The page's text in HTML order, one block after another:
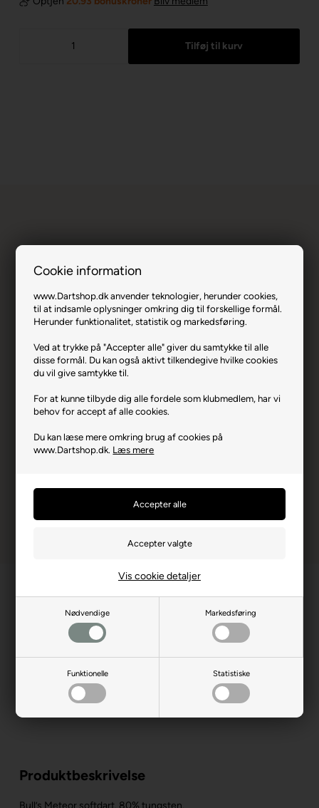
Cookie information
www.Dartshop.dk anvender teknologier, herunder cookies,
til at indsamle oplysninger omkring dig til forskellige formål.
Herunder funktionalitet, statistik og markedsføring.
Ved at trykke på "Accepter alle" giver du samtykke til alle
disse formål. Du kan også aktivt tilkendegive hvilke cookies
du vil give samtykke til.
For at kunne tilbyde dig alle fordele som klubmedlem, har vi
behov for accept af alle cookies.
Du kan læse mere omkring brug af cookies på
www.Dartshop.dk. Læs mere
Nødvendige Markedsføring
Funktionelle Statistiske
Vis cookie detaljer
Bull's Meteor v.4 Softdart 80% 18 gram.
Varenr.: EM-17458
Producent
Bull's
Producentadresse
Eulerstrasse 9, DE-48155
Producent hjemmeside
bulls-darts.com
Børn bør ikke spille uden
Produktbeskrivelse